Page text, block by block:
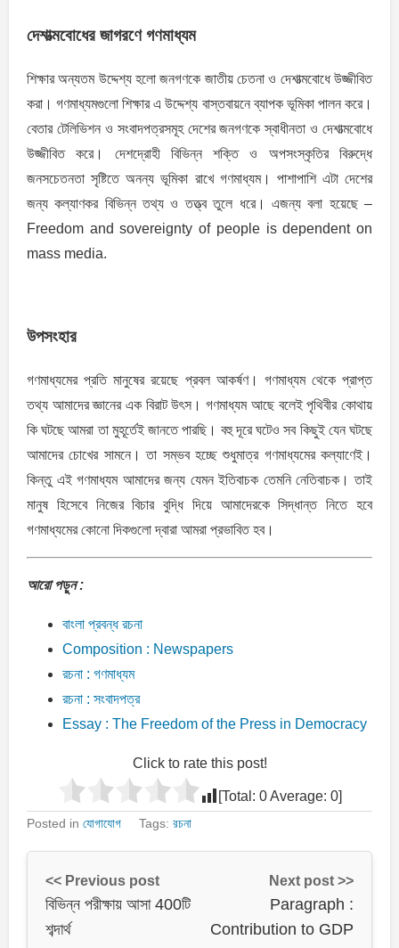
দেশাত্মবোধের জাগরণে গণমাধ্যম
শিক্ষার অন্যতম উদ্দেশ্য হলো জনগণকে জাতীয় চেতনা ও দেশাত্মবোধে উজ্জীবিত
করা। গণমাধ্যমগুলো শিক্ষার এ উদ্দেশ্য বাস্তবায়নে ব্যাপক ভূমিকা পালন করে।
বেতার টেলিভিশন ও সংবাদপত্রসমূহ দেশের জনগণকে স্বাধীনতা ও দেশাত্মবোধে
উজ্জীবিত করে। দেশদ্রোহী বিভিন্ন শক্তি ও অপসংস্কৃতির বিরুদ্ধে
জনসচেতনতা সৃষ্টিতে অনন্য ভূমিকা রাখে গণমাধ্যম। পাশাপাশি এটা দেশের
জন্য কল্যাণকর বিভিন্ন তথ্য ও তত্ত্ব তুলে ধরে। এজন্য বলা হয়েছে –
Freedom and sovereignty of people is dependent on
mass media.
উপসংহার
গণমাধ্যমের প্রতি মানুষের রয়েছে প্রবল আকর্ষণ। গণমাধ্যম থেকে প্রাপ্ত
তথ্য আমাদের জ্ঞানের এক বিরাট উৎস। গণমাধ্যম আছে বলেই পৃথিবীর কোথায়
কি ঘটছে আমরা তা মুহূর্তেই জানতে পারছি। বহু দূরে ঘটেও সব কিছুই যেন ঘটছে
আমাদের চোখের সামনে। তা সম্ভব হচ্ছে শুধুমাত্র গণমাধ্যমের কল্যাণেই।
কিন্তু এই গণমাধ্যম আমাদের জন্য যেমন ইতিবাচক তেমনি নেতিবাচক। তাই
মানুষ হিসেবে নিজের বিচার বুদ্ধি দিয়ে আমাদেরকে সিদ্ধান্ত নিতে হবে
গণমাধ্যমের কোনো দিকগুলো দ্বারা আমরা প্রভাবিত হব।
আরো পড়ুন :
বাংলা প্রবন্ধ রচনা
Composition : Newspapers
রচনা : গণমাধ্যম
রচনা : সংবাদপত্র
Essay : The Freedom of the Press in Democracy
Click to rate this post!
[Total: 0Average: 0]
Posted in যোগাযোগ Tags: রচনা
<< Previous post
বিভিন্ন পরীক্ষায় আসা 400টি
শব্দার্থ
Next post >>
Paragraph :
Contribution to GDP